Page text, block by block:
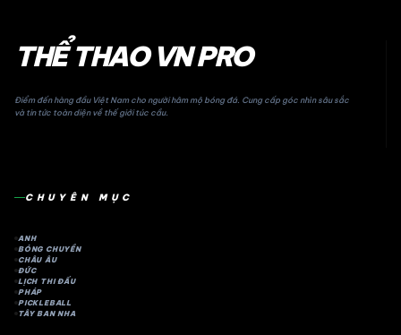
THỂ THAO VN PRO
Điểm đến hàng đầu Việt Nam cho người hâm mộ bóng đá. Cung cấp góc nhìn sâu sắc
và tin tức toàn diện về thế giới túc cầu.
CHUYÊN MỤC
ANH
BÓNG CHUYỀN
CHÂU ÂU
ĐỨC
LỊCH THI ĐẤU
PHÁP
PICKLEBALL
TÂY BAN NHA